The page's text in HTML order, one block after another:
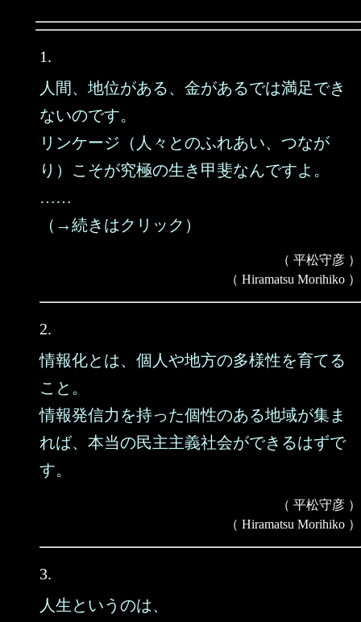
1.
人間、地位がある、金があるでは満足でき
ないのです。
リンケージ（人々とのふれあい、つなが
り）こそが究極の生き甲斐なんですよ。
……
（→続きはクリック）
（ 平松守彦 ）
（ Hiramatsu Morihiko ）
2.
情報化とは、個人や地方の多様性を育てる
こと。
情報発信力を持った個性のある地域が集ま
れば、本当の民主主義社会ができるはずで
す。
（ 平松守彦 ）
（ Hiramatsu Morihiko ）
3.
人生というのは、